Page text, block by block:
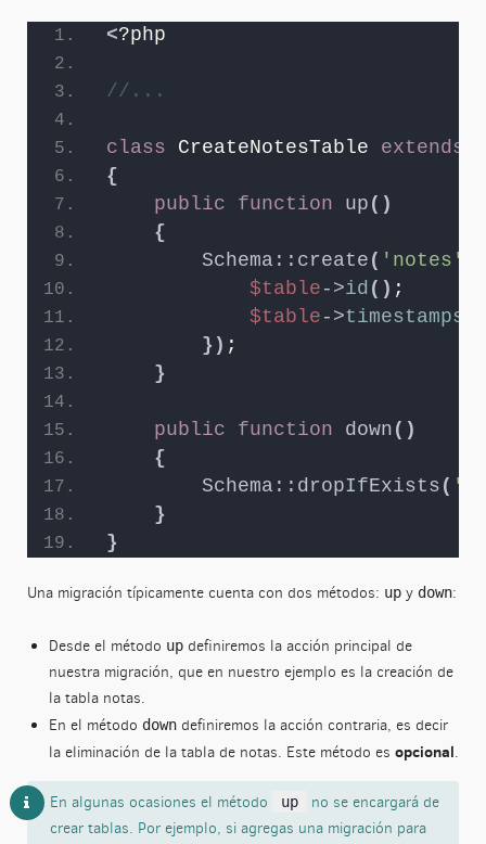
<?php
//...
class CreateNotesTable extends
{
public
function up ()
{
Schema::create ( 'notes'
$table ->id () ;
$table ->timestamps
}) ;
}
public function down ()
{
Schema::dropIfExists (
}
}
Una migración típicamente cuenta con dos métodos: upy down:
Desde el método updefiniremos la acción principal de
nuestra migración, que en nuestro ejemplo es la creación de
la tabla notas.
En el método downdefiniremos la acción contraria, es decir
la eliminación de la tabla de notas. Este método es opcional.
En algunas ocasiones el método up
no se encargará de
crear tablas. Por ejemplo, si agregas una migración para